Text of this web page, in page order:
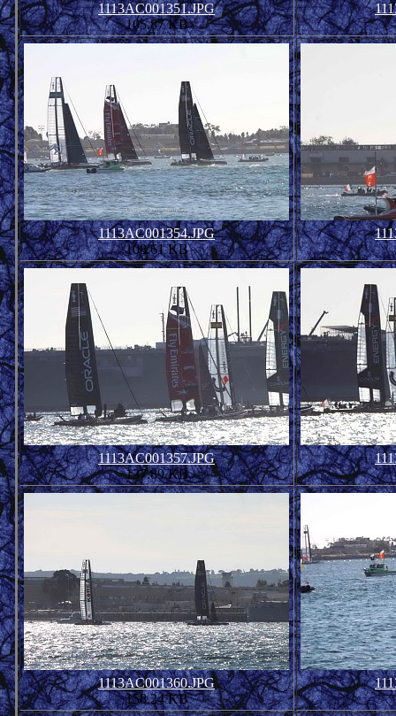
1113AC001351.JPG
105.87 KB
1113AC001354.JPG
108.61 KB
1113AC001357.JPG
137.89 KB
1113AC001360.JPG
158.24 KB